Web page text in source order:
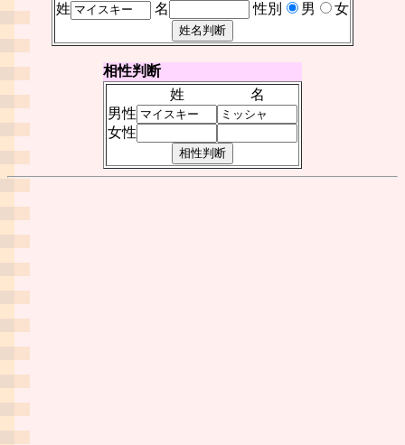
姓
名 性別 男 女
相性判断
姓
名
男性
女性